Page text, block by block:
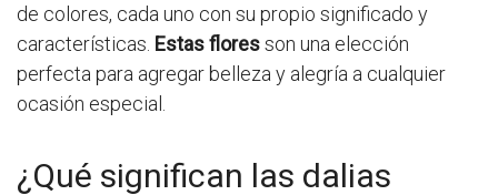
de colores, cada uno con su propio significado y
características. Estas floresson una elección
perfecta para agregar belleza y alegría a cualquier
ocasión especial.
¿Qué significan las dalias